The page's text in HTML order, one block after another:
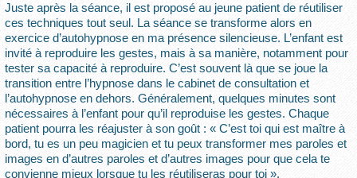
Juste après la séance, il est proposé au jeune patient de réutiliser
ces techniques tout seul. La séance se transforme alors en
exercice d’autohypnose en ma présence silencieuse. L’enfant est
invité à reproduire les gestes, mais à sa manière, notamment pour
tester sa capacité à reproduire. C’est souvent là que se joue la
transition entre l’hypnose dans le cabinet de consultation et
l’autohypnose en dehors. Généralement, quelques minutes sont
nécessaires à l’enfant pour qu’il reproduise les gestes. Chaque
patient pourra les réajuster à son goût : « C’est toi qui est maître à
bord, tu es un peu magicien et tu peux transformer mes paroles et
images en d’autres paroles et d’autres images pour que cela te
convienne mieux lorsque tu les réutiliseras pour toi ».